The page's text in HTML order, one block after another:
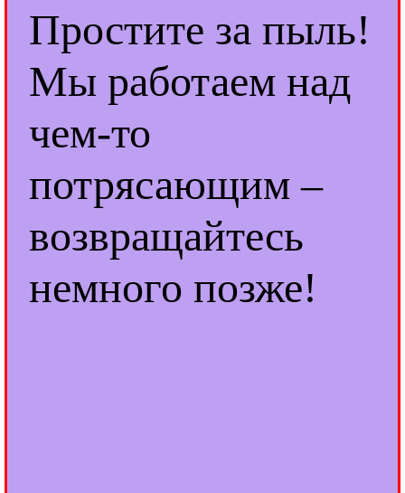
Простите за пыль!
Мы работаем над
чем-то
потрясающим –
возвращайтесь
немного позже!